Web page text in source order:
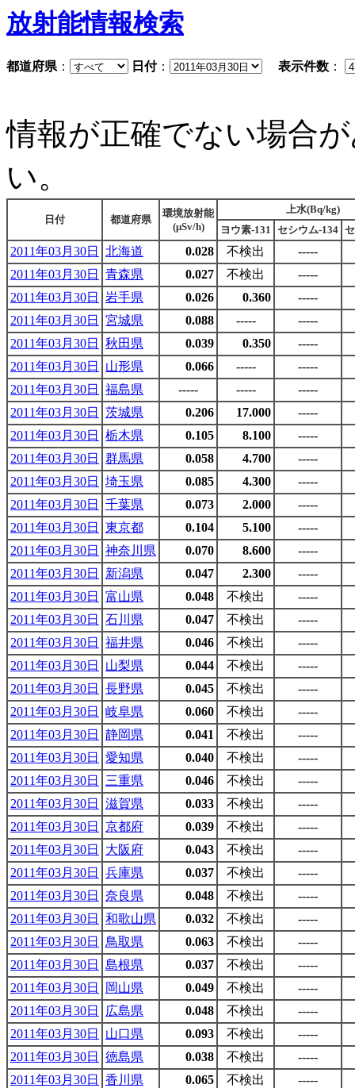
放射能情報検索
都道府県： 日付： 表示件数 ：
情報が正確でない場合
い。
日付 都道府県
環境放射能
(μSv/h)
上水(Bq/kg)
ヨウ素-131 セシウム-134
2011年03月30日 北海道 0.028 不検出
-----
2011年03月30日
青森県 0.027 不検出
-----
2011年03月30日
岩手県 0.026 0.360
-----
2011年03月30日
宮城県 0.088 -----
-----
2011年03月30日
秋田県 0.039 0.350
-----
2011年03月30日
山形県 0.066 -----
-----
2011年03月30日
福島県 ----- -----
-----
2011年03月30日
茨城県 0.206 17.000
-----
2011年03月30日
栃木県 0.105 8.100
-----
2011年03月30日
群馬県 0.058 4.700
-----
2011年03月30日
埼玉県 0.085 4.300
-----
2011年03月30日
千葉県 0.073 2.000
-----
2011年03月30日
東京都 0.104 5.100
-----
2011年03月30日
神奈川県 0.070 8.600
-----
2011年03月30日
新潟県 0.047 2.300
-----
2011年03月30日
富山県 0.048 不検出
-----
2011年03月30日
石川県 0.047 不検出
-----
2011年03月30日
福井県 0.046 不検出
-----
2011年03月30日
山梨県 0.044 不検出
-----
2011年03月30日
長野県 0.045 不検出
-----
2011年03月30日
岐阜県 0.060 不検出
-----
2011年03月30日
静岡県 0.041 不検出
-----
2011年03月30日
愛知県 0.040 不検出
-----
2011年03月30日
三重県 0.046 不検出
-----
2011年03月30日
滋賀県 0.033 不検出
-----
2011年03月30日
京都府 0.039 不検出
-----
2011年03月30日
大阪府 0.043 不検出
-----
2011年03月30日
兵庫県 0.037 不検出
-----
2011年03月30日
奈良県 0.048 不検出
-----
2011年03月30日
和歌山県 0.032 不検出
-----
2011年03月30日
鳥取県 0.063 不検出
-----
2011年03月30日
島根県 0.037 不検出
-----
2011年03月30日
岡山県 0.049 不検出
-----
2011年03月30日
広島県 0.048 不検出
-----
2011年03月30日
山口県 0.093 不検出
-----
2011年03月30日
徳島県 0.038 不検出
-----
2011年03月30日
香川県 0.065 不検出
-----